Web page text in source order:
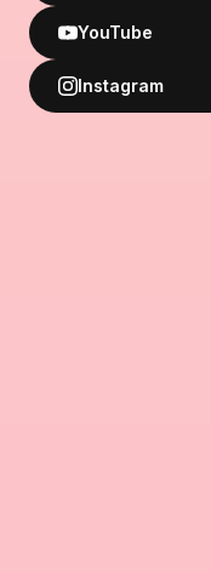
YouTube
Instagram